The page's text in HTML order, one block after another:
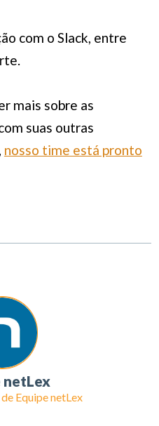
com o Slack, entre
mais sobre as
suas outras
nosso time está pronto
netLex
Equipe netLex